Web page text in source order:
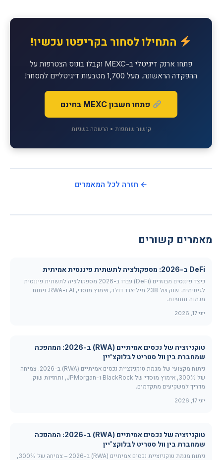
התחילו לסחור בקריפטו עכשיו!
פתחו ארנק דיגיטלי ב-MEXC וקבלו בונוס הצטרפות על
ההפקדה הראשונה. מעל 1,700 מטבעות דיגיטליים למסחר!
פתחו חשבון MEXC בחינם
קישור שותפות • הרשמה בשניות
← חזרה לכל המאמרים
מאמרים קשורים
DeFi ב-2026: מספקולציה לתשתית פיננסית אמיתית
כיצד פיננסים מבוזרים (DeFi) עברו ב-2026 מספקולציה לתשתית פיננסית
לגיטימית. שוק של 238 מיליארד דולר, אימוץ מוסדי, AI ו-RWA. ניתוח
מגמות ותחזיות.
יוני 17, 2026
טוקניזציה של נכסים אמיתיים (RWA) ב-2026: המהפכה
שמחברת בין וול סטריט לבלוקצ'יין
ניתוח מקצועי של מגמת טוקניזציית נכסים אמיתיים (RWA) ב-2026. צמיחה
של 300%, אימוץ מוסדי של BlackRock ו-JPMorgan, ותחזיות שוק.
מדריך למשקיעים מתקדמים.
יוני 17, 2026
טוקניזציה של נכסים אמיתיים (RWA) ב-2026: המהפכה
שמחברת בין וול סטריט לבלוקצ'יין
ניתוח מגמת טוקניזציית נכסים אמיתיים (RWA) ב-2026 – צמיחה של 300%,